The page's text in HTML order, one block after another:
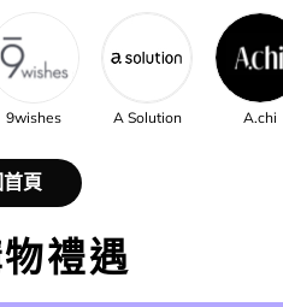
9wishes A Solution A.chi
頁
禮遇